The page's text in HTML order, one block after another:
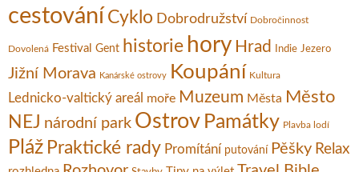
cestování Cyklo Dobrodružství Dobročinnost
Dovolená Festival Gent historie hory Hrad Indie Jezero
Jižní Morava Kanárské ostrovy Koupání Kultura
Lednicko-valtický areál moře Muzeum Města Město
NEJ národní park Ostrov Památky Plavba lodí
Pláž Praktické rady Promítání putování Pěšky Relax